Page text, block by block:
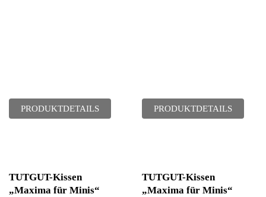
PRODUKTDETAILS PRODUKTDETAILS
TUTGUT-Kissen
„Maxima für Minis“
TUTGUT-Kissen
„Maxima für Minis“